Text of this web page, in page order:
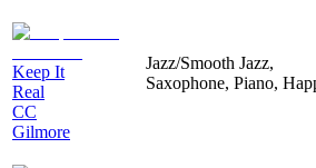
Keep It
Real
CC
Gilmore
Jazz/Smooth Jazz,
Saxophone, Piano,